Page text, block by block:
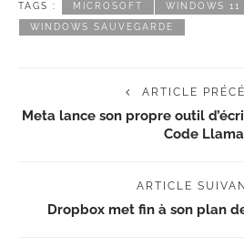
TAGS : MICROSOFT WINDOWS 11
WINDOWS SAUVEGARDE
ARTICLE
Meta lance son propre outil
Code Llama
ARTICLE
Dropbox met fin à son plan